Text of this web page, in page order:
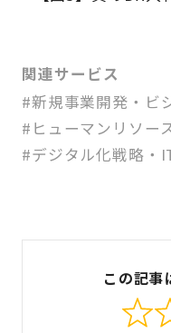
関連サービス
#新規事業開発・ビ
#ヒューマンリソー
#デジタル化戦略・
この記事